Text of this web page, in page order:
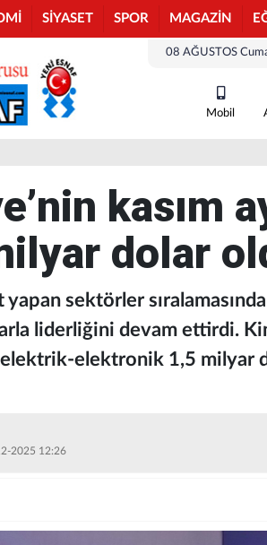
SİYASET SPOR MAGAZİN
08 AĞUSTOS
Mobil
kasım
dolar
yapan sektörler
liderliğini devam ettirdi.
elektronik 1,5 milyar
2025 12:26